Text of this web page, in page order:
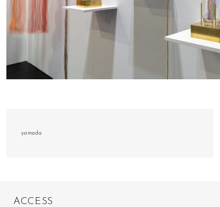
yamada
ACC ESS